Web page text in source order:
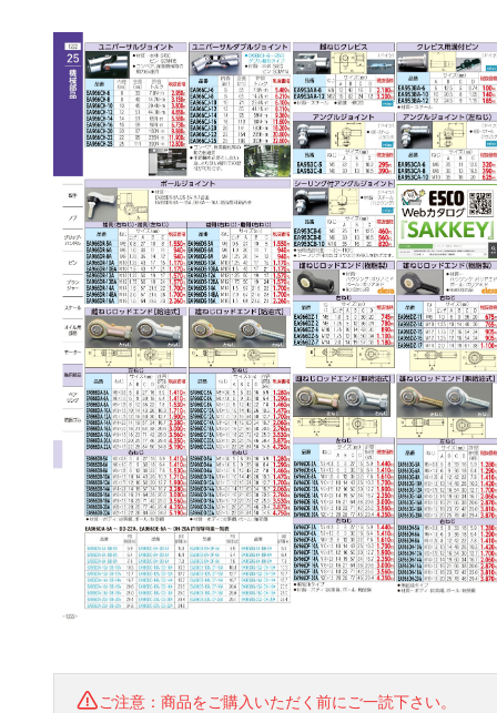
ご注意：商品をご購入いただく前にご一読下さい。